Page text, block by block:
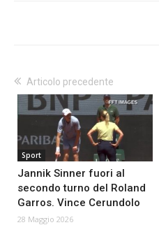
Articolo precedente
Sport
Jannik Sinner fuori al
secondo turno del Roland
Garros. Vince Cerundolo
28 Maggio 2026